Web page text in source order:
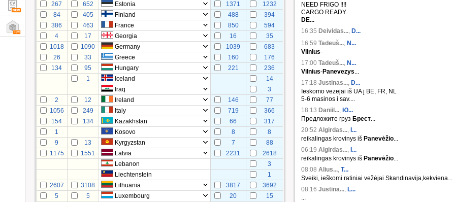
267
652 Estonia 1371
1232
84
405 Finland 488
394
386
463 France 850
594
4
17 Georgia 16
35
1018
1090 Germany 1039
683
26
33 Greece 160
176
134
95 Hungary 221
236
1
Iceland
14
Iraq
3
2
12 Ireland 146
77
1056
249 Italy 719
366
154
134 Kazakhstan 66
317
1
Kosovo 8
8
9
13 Kyrgyzstan 7
88
1175
1551 Latvia 2231
2618
Lebanon
3
Liechtenstein
1
2607
3108 Lithuania 3817
3692
5
5 Luxembourg 20
15
NEED FRIGO !!!!
CARGO READY.
DE...
16:35 Deividas..., D...
16:59 Tadeuš..., N...
Vilnius-
17:00 Tadeuš..., N...
Vilnius-Panevezys...
17:18 Justinas..., D...
Ieskomo vezejai iš UA į BE, FR, NL
5-6 masinos i sav....
18:13 Daniil..., Ю...
Предложите груз Брест...
20:52 Algirdas..., I...
reikalingas krovinys iš Panevėžio...
06:19 Algirdas..., I...
reikalingas krovinys iš Panevėžio...
08:08 Alius..., T...
Sveiki, ieškomi ratiniai vežėjai Skandinavija,kekviena...
08:16 Justina..., L...
...